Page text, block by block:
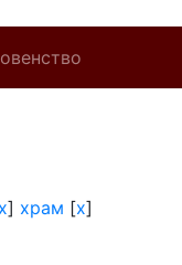
x] храм [x]